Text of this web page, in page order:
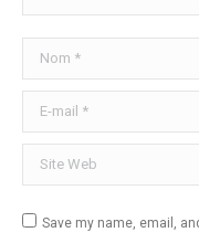
Nom *
E-mail *
Site Web
Save my name, email,